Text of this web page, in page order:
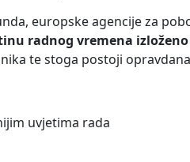
europske agencije za
radnog vremena
te stoga postoji
uvjetima rada